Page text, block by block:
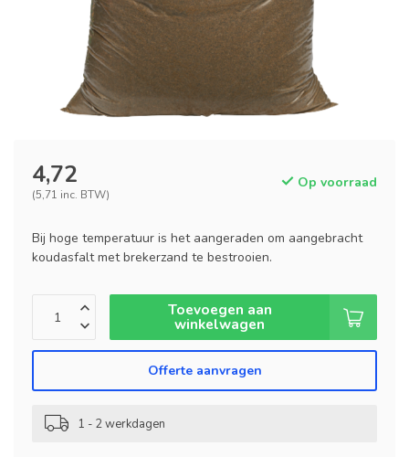
4,72
(5,71 inc. BTW)
Op voorraad
Bij hoge temperatuur is het aangeraden om aangebracht
koudasfalt met brekerzand te bestrooien.
Toevoegen aan
winkelwagen
Offerte aanvragen
1 - 2 werkdagen